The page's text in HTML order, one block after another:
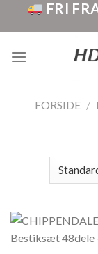
FRI
FORSIDE /